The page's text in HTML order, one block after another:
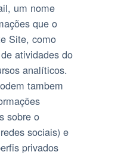
um nome
que o
Site, como
atividades do
analíticos.
tambem
sobre o
sociais) e
privados